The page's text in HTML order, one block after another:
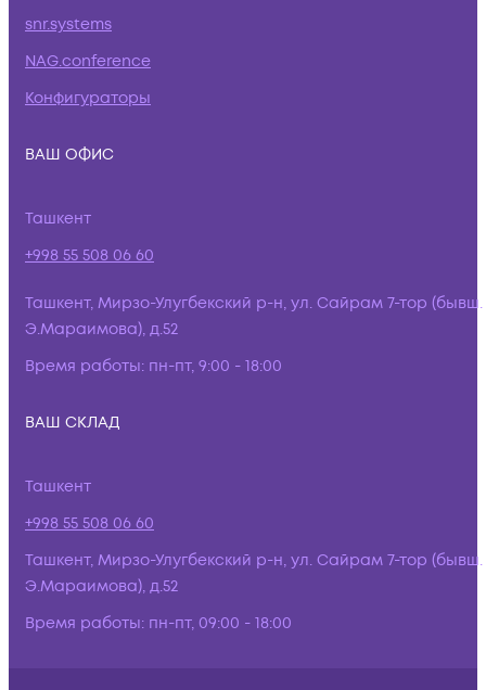
snr.systems
NAG.conference
Конфигураторы
ВАШ ОФИС
Ташкент
+998 55 508 06 60
Ташкент, Мирзо-Улугбекский р-н, ул. Сайрам 7-тор (бывш.
Э.Мараимова), д.52
Время работы: пн-пт, 9:00 - 18:00
ВАШ СКЛАД
Ташкент
+998 55 508 06 60
Ташкент, Мирзо-Улугбекский р-н, ул. Сайрам 7-тор (бывш.
Э.Мараимова), д.52
Время работы: пн-пт, 09:00 - 18:00